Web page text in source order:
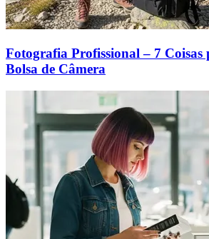
Fotografia Profissional – 7 Coisas
Bolsa de Câmera